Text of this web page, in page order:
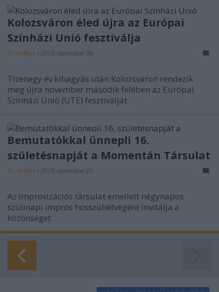
Kolozsváron éled újra az Európai
Színházi Unió fesztiválja
TörökÁkos • 2019. november 04.
Tizenegy év kihagyás után Kolozsváron rendezik
meg újra november második felében az Európai
Színházi Unió (UTE) fesztiválját.
Bemutatókkal ünnepli 16.
születésnapját a Momentán Társulat
TörökÁkos • 2019. november 03.
Az improvizációs társulat emellett négynapos
szülinapi imprós hosszúhétvégére invitálja a
közönséget.